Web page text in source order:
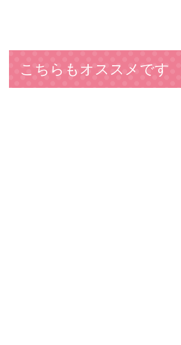
こちらもオススメです